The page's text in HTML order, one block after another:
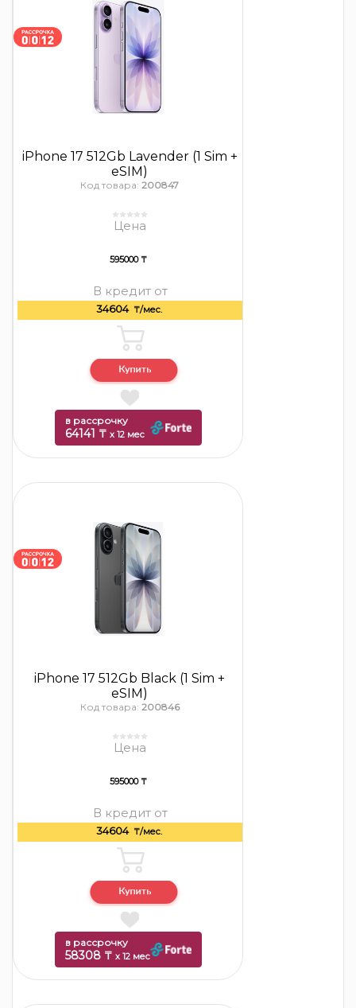
iPhone 17 512Gb Lavender (1 Sim +
eSIM)
Код товара: 200847
Цена
595000 ₸
В кредит от
34604 ₸/мес.
в рассрочку
64141 ₸ x 12 мес
iPhone 17 512Gb Black (1 Sim +
eSIM)
Код товара: 200846
Цена
595000 ₸
В кредит от
34604 ₸/мес.
в рассрочку
58308 ₸ x 12 мес